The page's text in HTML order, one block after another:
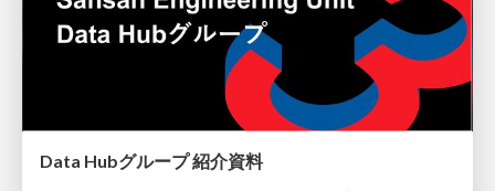
Data Hubグループ 紹介資料